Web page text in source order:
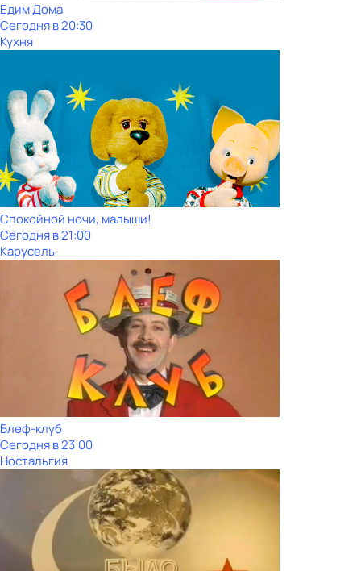
Едим Дома
Сегодня в 20:30
Кухня
Спокойной ночи, малыши!
Сегодня в 21:00
Карусель
Блеф-клуб
Сегодня в 23:00
Ностальгия